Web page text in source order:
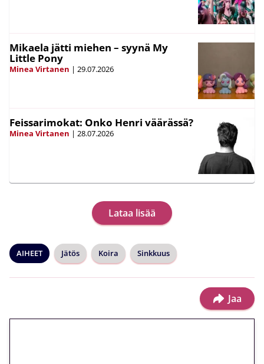
Mikaela jätti miehen – syynä My
Little Pony
Minea Virtanen | 29.07.2026
Feissarimokat: Onko Henri väärässä?
Minea Virtanen | 28.07.2026
Lataa lisää
AIHEET Jätös Koira Sinkkuus
Jaa